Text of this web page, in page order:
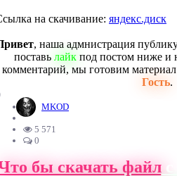
на скачивание: яндекс.диск
, наша адмнистрация
поставь лайкпод постом ниже и
комментарий, мы готовим материал
Гость.
MKOD
5 571
0
бы скачать файлс